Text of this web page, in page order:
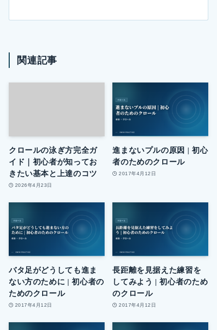
関連記事
クロールの泳ぎ方完全ガ
イド｜初心者が知ってお
きたい基本と上達のコツ
2026年4月23日
進まないプルの原因 | 初心
者のためのクロール
2017年4月12日
バタ足がどうしても進ま
ない方のために | 初心者の
ためのクロール
2017年4月12日
長距離を見据えた練習を
してみよう | 初心者のため
のクロール
2017年4月12日